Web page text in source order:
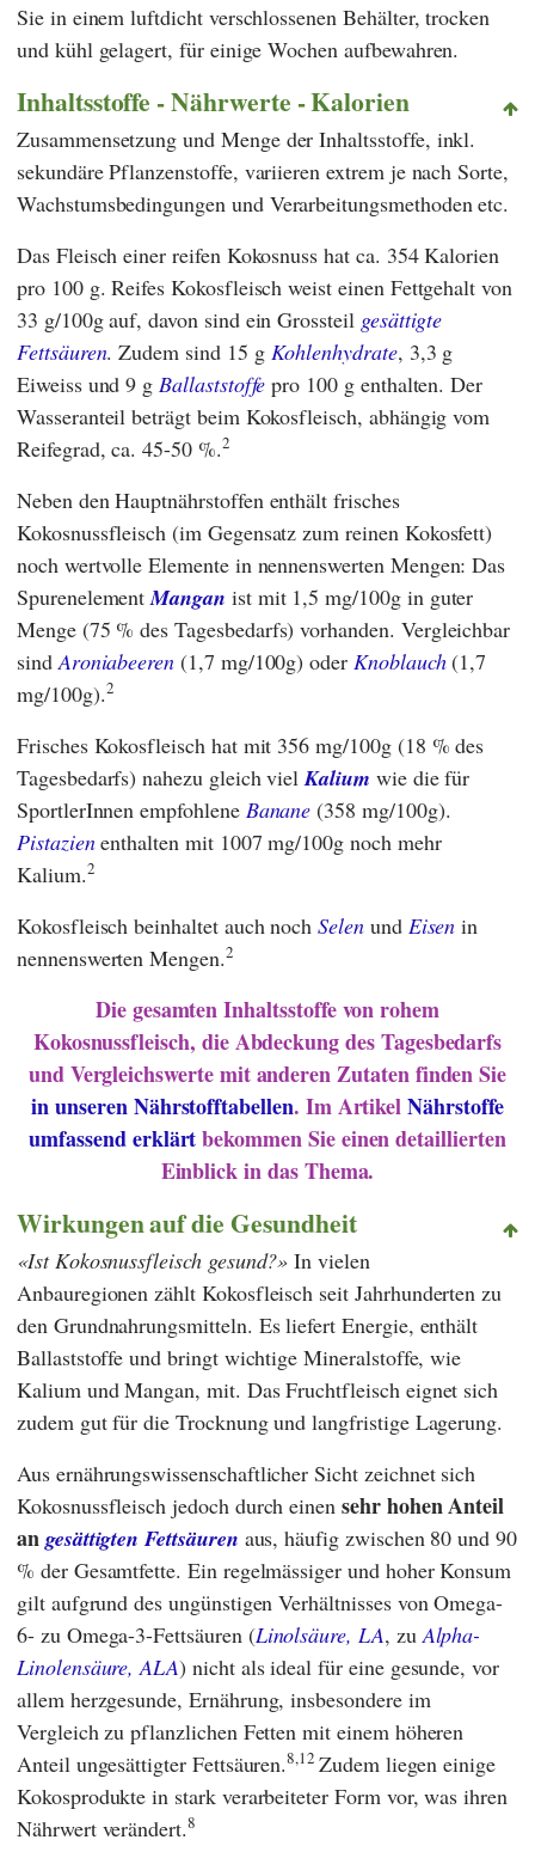
Sie in einem luftdicht verschlossenen Behälter, trocken
und kühl gelagert, für einige Wochen aufbewahren.
Inhaltsstoffe - Nährwerte - Kalorien
Zusammensetzung und Menge der Inhaltsstoffe, inkl.
sekundäre Pflanzenstoffe, variieren extrem je nach Sorte,
Wachstumsbedingungen und Verarbeitungsmethoden etc.
Das Fleisch einer reifen Kokosnuss hat ca. 354 Kalorien
pro 100 g. Reifes Kokosfleisch weist einen Fettgehalt von
33 g/100g auf, davon sind ein Grossteil gesättigte
Fettsäuren. Zudem sind 15 g Kohlenhydrate, 3,3 g
Eiweiss und 9 gBallaststoffe pro 100 g enthalten. Der
Wasseranteil beträgt beim Kokosfleisch, abhängig vom
Reifegrad, ca. 45-50 %.2
Neben den Hauptnährstoffen enthält frisches
Kokosnussfleisch (im Gegensatz zum reinen Kokosfett)
noch wertvolle Elemente in nennenswerten Mengen: Das
SpurenelementMangan ist mit 1,5 mg/100g in guter
Menge (75 % des Tagesbedarfs) vorhanden. Vergleichbar
sindAroniabeeren (1,7 mg/100g) oderKnoblauch(1,7
mg/100g).2
Frisches Kokosfleisch hat mit 356 mg/100g (18 % des
Tagesbedarfs) nahezu gleich vielKalium wie die für
SportlerInnen empfohlene Banane (358 mg/100g).
Pistazienenthalten mit 1007 mg/100g noch mehr
Kalium.2
Kokosfleisch beinhaltet auch nochSelenund Eisen in
nennenswerten Mengen.2
Die gesamten Inhaltsstoffe von rohem
Kokosnussfleisch, die Abdeckung des Tagesbedarfs
und Vergleichswerte mit anderen Zutaten finden Sie
in unseren Nährstofftabellen. Im ArtikelNährstoffe
umfassend erklärtbekommen Sie einen detaillierten
Einblick in das Thema.
Wirkungen auf die Gesundheit
Ist Kokosnussfleisch gesund? In vielen
Anbauregionen zählt Kokosfleisch seit Jahrhunderten zu
den Grundnahrungsmitteln. Es liefert Energie, enthält
Ballaststoffe und bringt wichtige Mineralstoffe, wie
Kalium und Mangan, mit. Das Fruchtfleisch eignet sich
zudem gut für die Trocknung und langfristige Lagerung.
Aus ernährungswissenschaftlicher Sicht zeichnet sich
Kokosnussfleisch jedoch durch einen sehr hohen Anteil
angesättigten Fettsäuren aus, häufig zwischen 80 und 90
% der Gesamtfette. Ein regelmässiger und hoher Konsum
gilt aufgrund des ungünstigen Verhältnisses von Omega-
6- zu Omega-3-Fettsäuren (Linolsäure, LA, zuAlpha-
Linolensäure, ALA) nicht als ideal für eine gesunde, vor
allem herzgesunde, Ernährung, insbesondere im
Vergleich zu pflanzlichen Fetten mit einem höheren
Anteil ungesättigter Fettsäuren.8,12Zudem liegen einige
Kokosprodukte in stark verarbeiteter Form vor, was ihren
Nährwert verändert.8